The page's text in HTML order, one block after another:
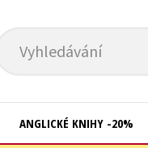
Vyhledávání
ANGLICKÉ KNIHY -20%